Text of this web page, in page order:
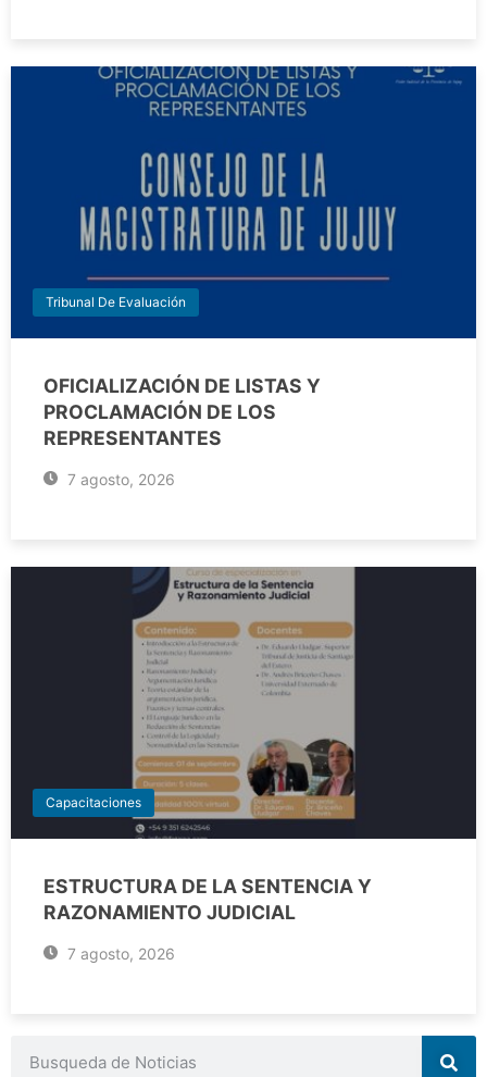
Tribunal De Evaluación
OFICIALIZACIÓN DE LISTAS Y
PROCLAMACIÓN DE LOS
REPRESENTANTES
7 agosto, 2026
Capacitaciones
ESTRUCTURA DE LA SENTENCIA Y
RAZONAMIENTO JUDICIAL
7 agosto, 2026